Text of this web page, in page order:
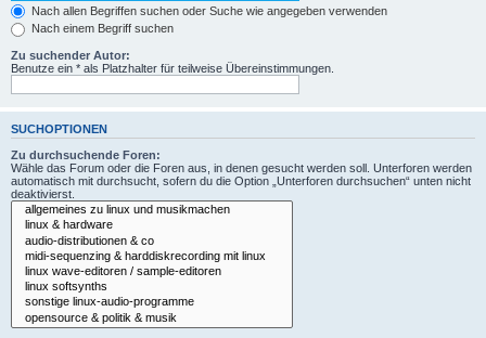
Nach allen Begriffen suchen oder Suche wie angegeben verwenden
Nach einem Begriff suchen
Zu suchender Autor:
Benutze ein * als Platzhalter für teilweise Übereinstimmungen.
SUCHOPTIONEN
Zu durchsuchende Foren:
Wähle das Forum oder die Foren aus, in denen gesucht werden soll. Unterforen werden
automatisch mit durchsucht, sofern du die Option „Unterforen durchsuchen“ unten nicht
deaktivierst.